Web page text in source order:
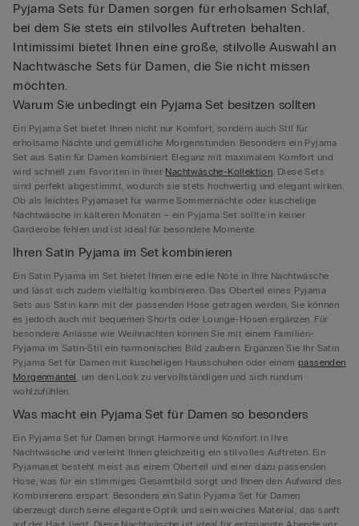
Pyjama Sets für Damen sorgen für erholsamen Schlaf,
bei dem Sie stets ein stilvolles Auftreten behalten.
Intimissimi bietet Ihnen eine große, stilvolle Auswahl an
Nachtwäsche Sets für Damen, die Sie nicht missen
möchten.
Warum Sie unbedingt ein Pyjama Set besitzen sollten
Ein Pyjama Set bietet Ihnen nicht nur Komfort, sondern auch Stil für
erholsame Nächte und gemütliche Morgenstunden. Besonders ein Pyjama
Set aus Satin für Damen kombiniert Eleganz mit maximalem Komfort und
wird schnell zum Favoriten in Ihrer Nachtwäsche-Kollektion. Diese Sets
sind perfekt abgestimmt, wodurch sie stets hochwertig und elegant wirken.
Ob als leichtes Pyjamaset für warme Sommernächte oder kuschelige
Nachtwäsche in kälteren Monaten – ein Pyjama Set sollte in keiner
Garderobe fehlen und ist ideal für besondere Momente.
Ihren Satin Pyjama im Set kombinieren
Ein Satin Pyjama im Set bietet Ihnen eine edle Note in Ihre Nachtwäsche
und lässt sich zudem vielfältig kombinieren. Das Oberteil eines Pyjama
Sets aus Satin kann mit der passenden Hose getragen werden, Sie können
es jedoch auch mit bequemen Shorts oder Lounge-Hosen ergänzen. Für
besondere Anlässe wie Weihnachten können Sie mit einem Familien-
Pyjama im Satin-Stil ein harmonisches Bild zaubern. Ergänzen Sie Ihr Satin
Pyjama Set für Damen mit kuscheligen Hausschuhen oder einem passenden
Morgenmantel, um den Look zu vervollständigen und sich rundum
wohlzufühlen.
Was macht ein Pyjama Set für Damen so besonders
Ein Pyjama Set für Damen bringt Harmonie und Komfort in Ihre
Nachtwäsche und verleiht Ihnen gleichzeitig ein stilvolles Auftreten. Ein
Pyjamaset besteht meist aus einem Oberteil und einer dazu passenden
Hose, was für ein stimmiges Gesamtbild sorgt und Ihnen den Aufwand des
Kombinierens erspart. Besonders ein Satin Pyjama Set für Damen
überzeugt durch seine elegante Optik und sein weiches Material, das sanft